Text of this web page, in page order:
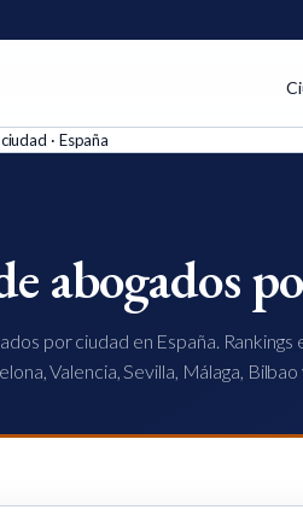
· España
abogados
por ciudad en España. Rankings
Valencia, Sevilla, Málaga, Bilbao